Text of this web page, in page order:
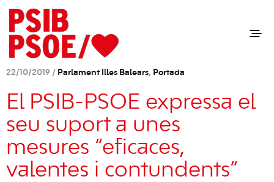
22/10/2019 / Parlament Illes Balears, Portada
El PSIB-PSOE expressa el
seu suport a unes
mesures “eficaces,
valentes i contundents”